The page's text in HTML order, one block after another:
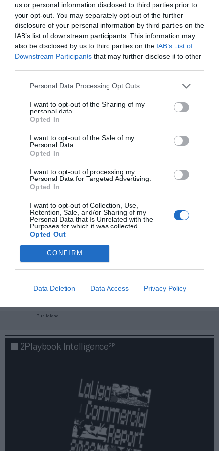
us or personal information disclosed to third parties prior to
your opt-out. You may separately opt-out of the further
disclosure of your personal information by third parties on the
IAB’s list of downstream participants. This information may
also be disclosed by us to third parties on the IAB’s List of
Downstream Participants that may further disclose it to other
Personal Data Processing Opt Outs
I want to opt-out of the Sharing of my
personal data.
Opted In
I want to opt-out of the Sale of my
Personal Data.
Opted In
I want to opt-out of processing my
Personal Data for Targeted Advertising.
Opted In
I want to opt-out of Collection, Use,
Retention, Sale, and/or Sharing of my
Personal Data that Is Unrelated with the
Purposes for which it was collected.
Opted Out
CONFIRM
Data Deletion Data Access Privacy Policy
Índex2P
Giants Gaming
Publicidad
2Playbook Club
y eventos para Socios!​​​​​​​
Publicidad
2Playbook Intelligence2P